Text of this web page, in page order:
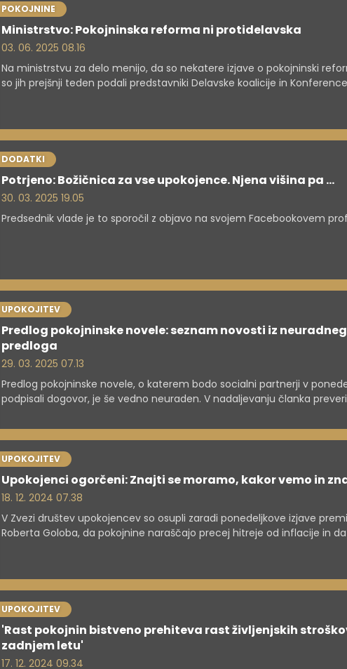
POKOJNINE
Ministrstvo: Pokojninska reforma ni protidelavska
03. 06. 2025 08.16
Na ministrstvu za delo menijo, da so nekatere izjave o pokojninski
so jih prejšnji teden podali predstavniki Delavske koalicije in Konference
"trditve, ki po nepotrebnem sejejo nezaupanje".
DODATKI
Potrjeno: Božičnica za vse upokojence. Njena višina pa ...
30. 03. 2025 19.05
Predsednik vlade je to sporočil z objavo na svojem Facebookovem
UPOKOJITEV
Predlog pokojninske novele: seznam novosti iz
predloga
29. 03. 2025 07.13
Predlog pokojninske novele, o katerem bodo socialni partnerji v
podpisali dogovor, je še vedno neuraden. V nadaljevanju članka
predloge.
UPOKOJITEV
Upokojenci ogorčeni: Znajti se moramo, kakor vemo in
18. 12. 2024 07.38
V Zvezi društev upokojencev so osupli zaradi ponedeljkove izjave
Roberta Goloba, da pokojnine naraščajo precej hitreje od inflacije in da
kakor "vejo in znajo".
UPOKOJITEV
'Rast pokojnin bistveno prehiteva rast življenjskih
zadnjem letu'
17. 12. 2024 09.34